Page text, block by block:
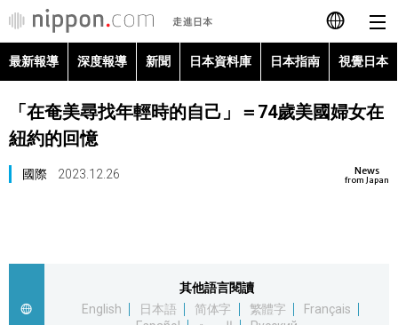
日本語
English
最新報導
最新報導 深度報導 新聞 日本資料庫 日本指南 視覺日本
「在奄美尋找年輕時的自己」＝74歲美國婦女在
紐約的回憶
News
from Japan
國際 2023.12.26
其他語言閱讀
English
日本語 简体字 繁體字
Français